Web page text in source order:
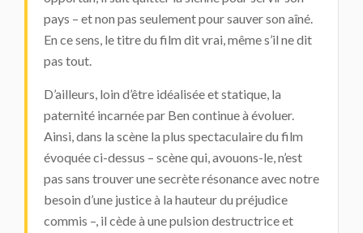
pays – et non pas seulement pour sauver son aîné.
En ce sens, le titre du film dit vrai, même s’il ne dit
pas tout.
D’ailleurs, loin d’être idéalisée et statique, la
paternité incarnée par Ben continue à évoluer.
Ainsi, dans la scène la plus spectaculaire du film
évoquée ci-dessus – scène qui, avouons-le, n’est
pas sans trouver une secrète résonance avec notre
besoin d’une justice à la hauteur du préjudice
commis –, il cède à une pulsion destructrice et